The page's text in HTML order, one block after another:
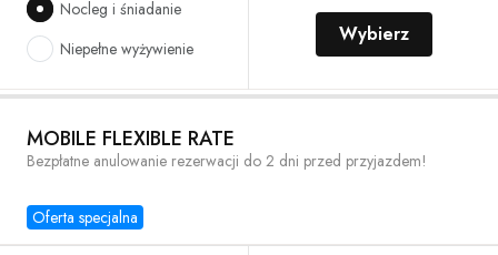
Nocleg i śniadanie
Niepełne wyżywienie
Wybierz
MOBILE FLEXIBLE RATE
Oferta specjalna
Bezpłatne anulowanie rezerwacji do 2 dni przed przyjazdem!